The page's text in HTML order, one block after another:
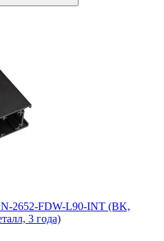
2652-FDW-L90-INT (BK,
3 года)